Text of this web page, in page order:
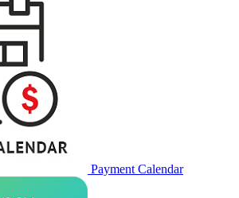
Payment Calendar